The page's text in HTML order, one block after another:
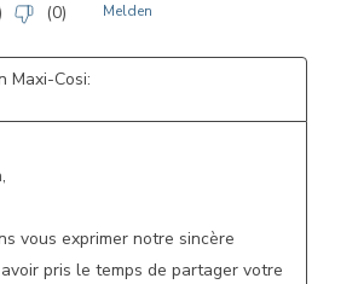
(0) Melden
Maxi-Cosi:
vous exprimer notre sincère
pris le temps de partager votre